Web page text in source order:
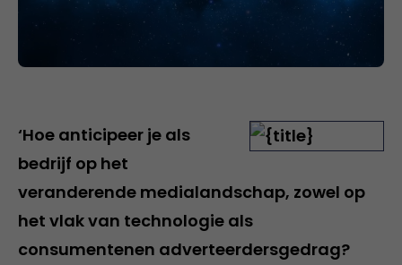
‘Hoe anticipeer je als
bedrijf op het
veranderende medialandschap, zowel op
het vlak van technologie als
consumentenen adverteerdersgedrag?